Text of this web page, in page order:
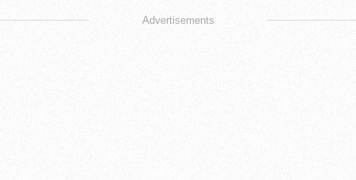
Advertisements